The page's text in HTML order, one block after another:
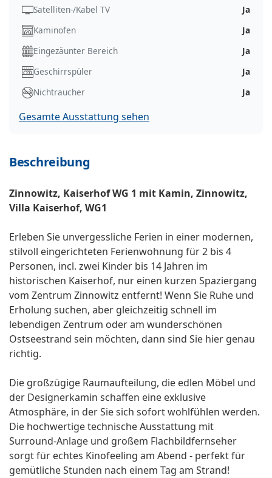
Satelliten-/Kabel TV
Ja
Kaminofen
Ja
Eingezäunter Bereich
Ja
Geschirrspüler
Ja
Nichtraucher
Ja
Gesamte Ausstattung sehen
Beschreibung
Zinnowitz, Kaiserhof WG 1 mit Kamin, Zinnowitz,
Villa Kaiserhof, WG1
Erleben Sie unvergessliche Ferien in einer modernen,
stilvoll eingerichteten Ferienwohnung für 2 bis 4
Personen, incl. zwei Kinder bis 14 Jahren im
historischen Kaiserhof, nur einen kurzen Spaziergang
vom Zentrum Zinnowitz entfernt! Wenn Sie Ruhe und
Erholung suchen, aber gleichzeitig schnell im
lebendigen Zentrum oder am wunderschönen
Ostseestrand sein möchten, dann sind Sie hier genau
richtig.
Die großzügige Raumaufteilung, die edlen Möbel und
der Designerkamin schaffen eine exklusive
Atmosphäre, in der Sie sich sofort wohlfühlen werden.
Die hochwertige technische Ausstattung mit
Surround-Anlage und großem Flachbildfernseher
sorgt für echtes Kinofeeling am Abend - perfekt für
gemütliche Stunden nach einem Tag am Strand!